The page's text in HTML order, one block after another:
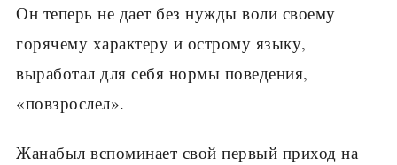
Он теперь не дает без нужды воли своему
горячему характеру и острому языку,
выработал для себя нормы поведения,
«повзрослел».
Жанабыл вспоминает свой первый приход на